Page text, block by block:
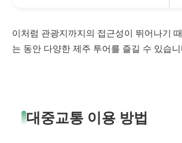
이처럼 관광지까지의 접근성이 뛰어나기
는 동안 다양한 제주 투어를 즐길 수 있습
대중교통 이용 방법